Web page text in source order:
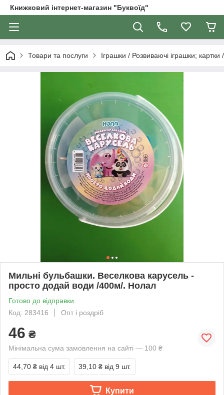
Книжковий інтернет-магазин "Буквоїд"
Товари та послуги Іграшки / Розвиваючі іграшки;
Мильні бульбашки. Веселкова карусель -
просто додай води /400м/. Нолал
Готово до відправки
Код: 283416
Опт і роздріб
46 ₴
Мінімальна сума замовлення на сайті — 100 ₴
44,70 ₴ від 4 шт. 39,10 ₴ від 9 шт.
Купити